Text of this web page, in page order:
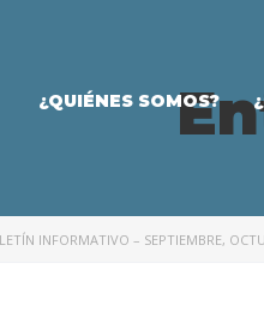
¿QUIÉNES SOMOS?
INFORMATIVO – SEPTIEMBRE,